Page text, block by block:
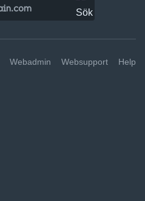
Webadmin Websupport Help